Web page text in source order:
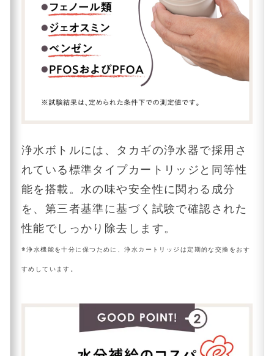
浄水ボトルには、タカギの浄水器で採用さ
れている標準タイプカートリッジと同等性
能を搭載。水の味や安全性に関わる成分
を、第三者基準に基づく試験で確認された
性能でしっかり除去します。
※浄水機能を十分に保つために、浄水カートリッジは定期的な交換をおす
すめしています。